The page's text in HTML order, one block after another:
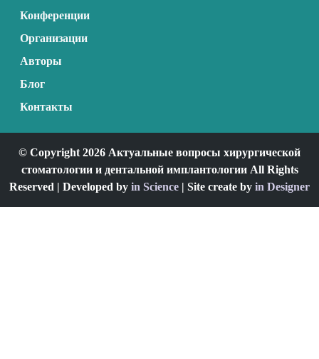
Конференции
Организации
Авторы
Блог
Контакты
© Copyright 2026 Актуальные вопросы хирургической
стоматологии и дентальной имплантологии All Rights
Reserved | Developed by in Science | Site create by in Designer